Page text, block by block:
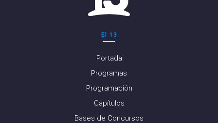
El 13
Portada
Programas
Programación
Capítulos
Bases de Concursos